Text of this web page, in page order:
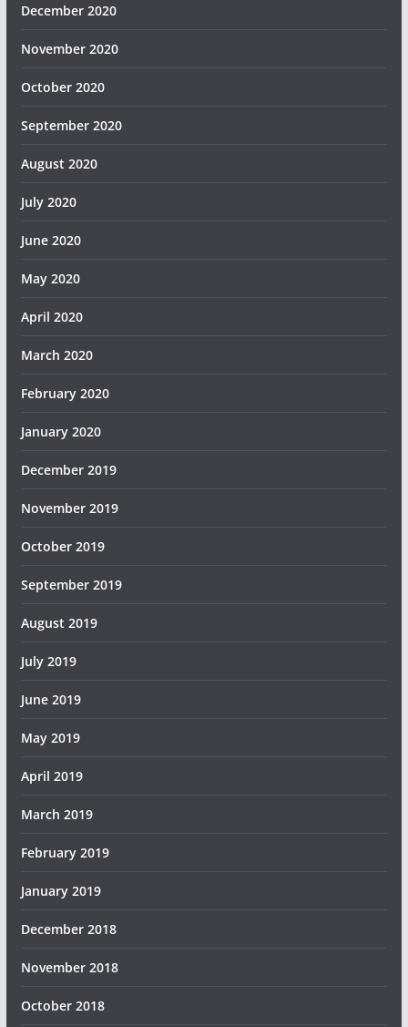
December 2020
November 2020
October 2020
September 2020
August 2020
July 2020
June 2020
May 2020
April 2020
March 2020
February 2020
January 2020
December 2019
November 2019
October 2019
September 2019
August 2019
July 2019
June 2019
May 2019
April 2019
March 2019
February 2019
January 2019
December 2018
November 2018
October 2018